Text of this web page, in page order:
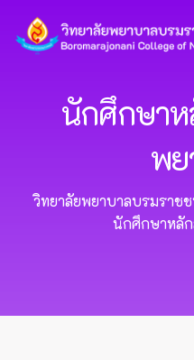
นักศึกษา
พย
วิทยาลัยพยาบาลบรมราช
นักศึกษาหลั